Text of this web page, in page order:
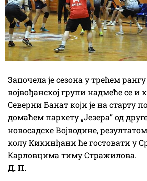
Започела је сезона у трећем
војвођанској групи надмеће се и
Северни Банат који је на старту
домаћем паркету „Језера” од
новосадске Војводине,
колу Кикинђани ће гостовати у
Карловцима тиму Стражилова.
Д. П.